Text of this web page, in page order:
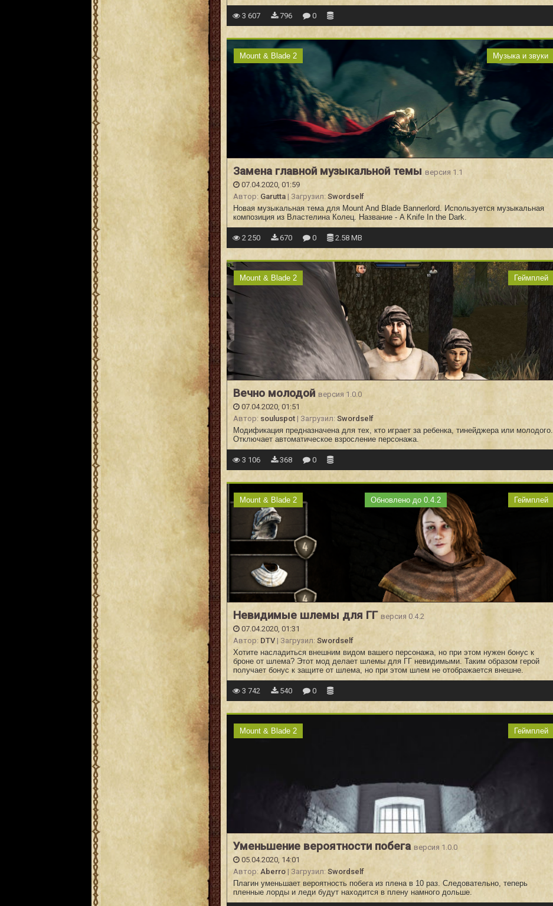
3 607 796 0
Mount & Blade 2 Музыка и звуки
Замена главной музыкальной темы версия 1.1
07.04.2020, 01:59
Автор: Garutta | Загрузил: Swordself
Новая музыкальная тема для Mount And Blade Bannerlord. Используется музыкальная
композиция из Властелина Колец. Название - A Knife In the Dark.
2 250 670 0 2.58 MB
Mount & Blade 2 Геймплей
Вечно молодой версия 1.0.0
07.04.2020, 01:51
Автор: souluspot | Загрузил: Swordself
Модификация предназначена для тех, кто играет за ребенка, тинейджера или молодого.
Отключает автоматическое взросление персонажа.
3 106 368 0
Mount & Blade 2 Геймплей
Обновлено до 0.4.2
Невидимые шлемы для ГГ версия 0.4.2
07.04.2020, 01:31
Автор: DTV | Загрузил: Swordself
Хотите насладиться внешним видом вашего персонажа, но при этом нужен бонус к
броне от шлема? Этот мод делает шлемы для ГГ невидимыми. Таким образом герой
получает бонус к защите от шлема, но при этом шлем не отображается внешне.
3 742 540 0
Mount & Blade 2 Геймплей
Уменьшение вероятности побега версия 1.0.0
05.04.2020, 14:01
Автор: Aberro | Загрузил: Swordself
Плагин уменьшает вероятность побега из плена в 10 раз. Следовательно, теперь
пленные лорды и леди будут находится в плену намного дольше.